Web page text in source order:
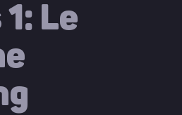
Le